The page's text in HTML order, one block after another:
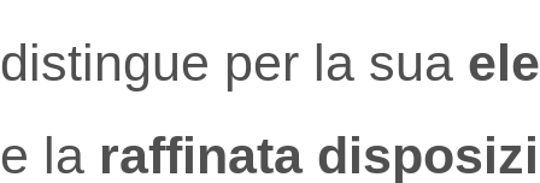
distingue per la sua
e la raffinata